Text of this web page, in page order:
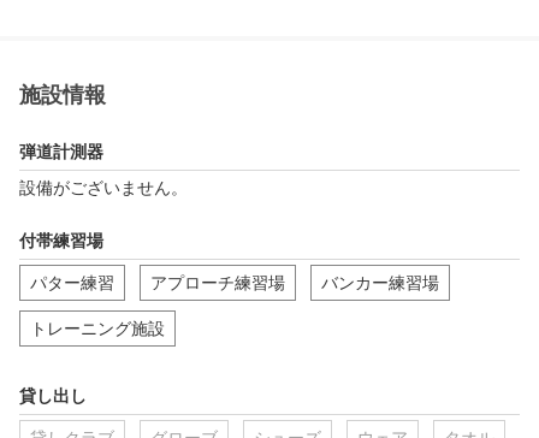
施設情報
弾道計測器
設備がございません。
付帯練習場
パター練習 アプローチ練習場 バンカー練習場
トレーニング施設
貸し出し